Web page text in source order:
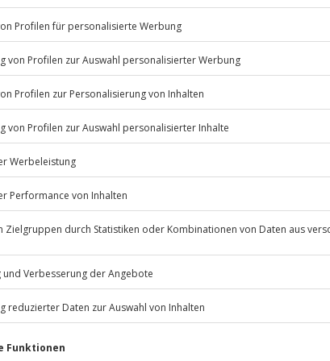
zu bestimmten
nicht möglich
Listenansicht
Jochen SchweizerGmbH
81671 München
außer an bundesweiten